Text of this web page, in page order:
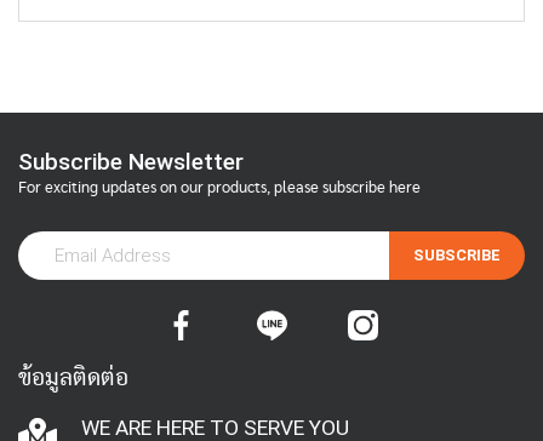
Subscribe Newsletter
For exciting updates on our products, please subscribe here
SUBSCRIBE
ข้อมูลติดต่อ
WE ARE HERE TO SERVE YOU